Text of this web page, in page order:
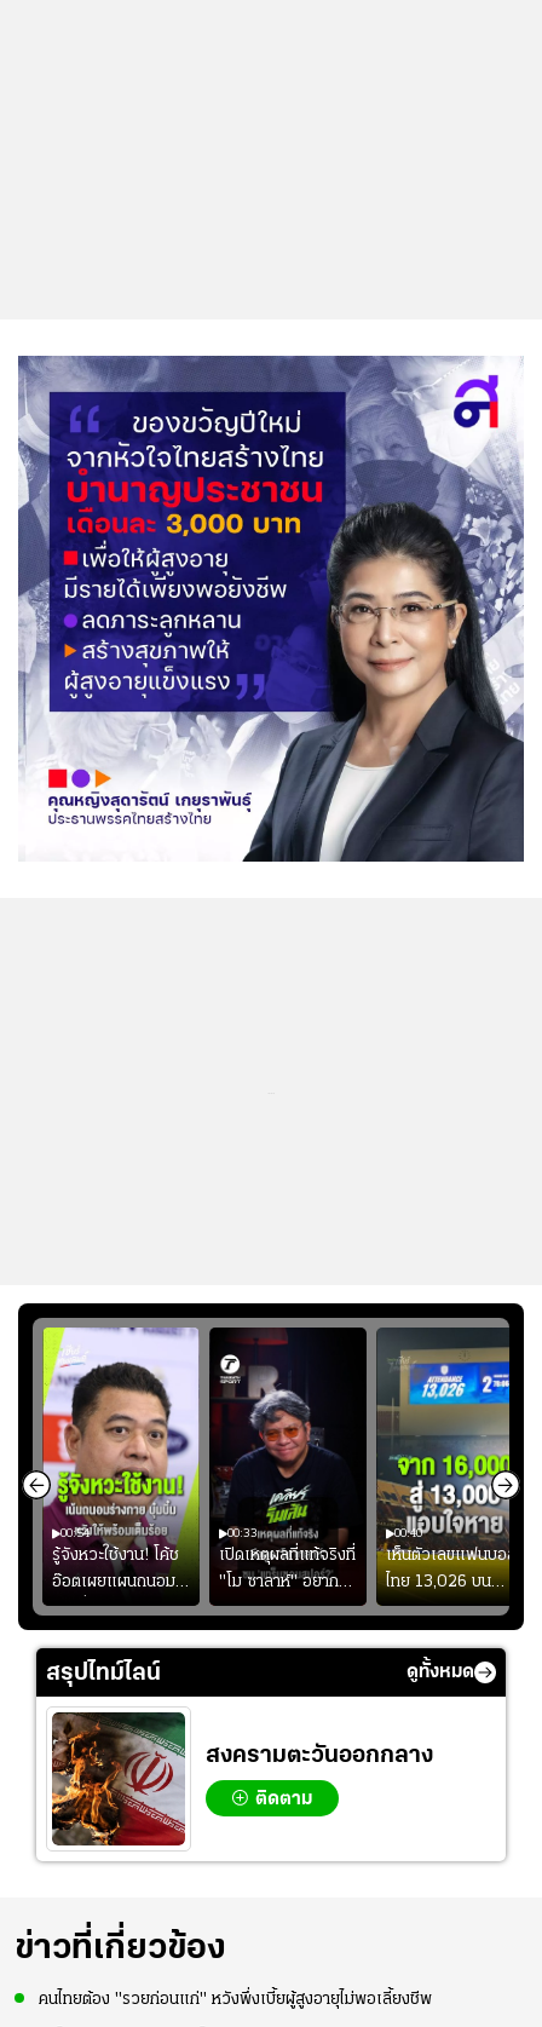
00:54
รู้จังหวะใช้งาน! โค้ช
อ๊อตเผยแผนถนอม
“บุ๋มบิ๋ม” เพื่อรักษา
ร่างกายให้พร้อมที่สุด
00:33
เปิดเหตุผลที่แท้จริงที่
"โม ซาลาห์" อยาก
ย้ายซบ "แทร็บซอนส
ปอร์"
00:40
เห็นตัวเลขแฟนบอล
ไทย 13,026 บน
สกอร์บอร์ดแล้วแอบ
ใจหาย น้อยกว่านัดที่
แล้วเจอมาเลเซียตั้ง
สรุปไทม์ไลน์ ดูทั้งหมด
สงครามตะวันออกกลาง
ติดตาม
ข่าวที่เกี่ยวข้อง
คนไทยต้อง "รวยก่อนแก่" หวังพึ่งเบี้ยผู้สูงอายุไม่พอเลี้ยงชีพ